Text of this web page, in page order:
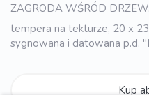
ZAGRODA WŚRÓD
tempera na tekturze, 20 x
sygnowana i datowana p.d.
Kup